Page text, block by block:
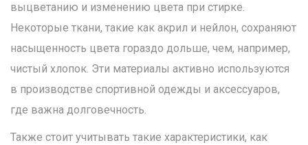
выцветанию и изменению цвета при стирке.
Некоторые ткани, такие как акрил и нейлон, сохраняют
насыщенность цвета гораздо дольше, чем, например,
чистый хлопок. Эти материалы активно используются
в производстве спортивной одежды и аксессуаров,
где важна долговечность.
Также стоит учитывать такие характеристики, как